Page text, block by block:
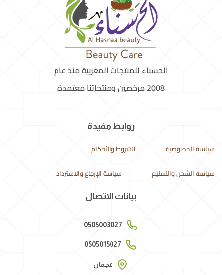
الحسناء للمنتجات المغربية منذ عام
2008 مرخصين ومنتجاتنا معتمدة
روابط مفيدة
سياسة الخصوصية الشروط والأحكام
سياسة الشحن والتسليم سياسة الإرجاع والاسترداد
بيانات الاتصال
0505003027
0505015027
عجمان